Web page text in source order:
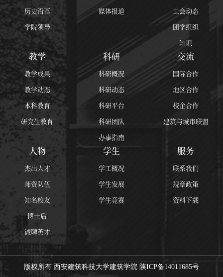
历史沿革
学院领导
媒体报道
工会动态
团学组织
知识
教学
教学成果
教学动态
本科教育
研究生教育
科研
科研概况
科研动态
科研平台
科研团队
办事指南
交流
国际合作
地区合作
校企合作
建筑与城市联盟
人物
杰出人才
师资队伍
知名校友
博士后
诚聘英才
学生
学工概况
学生发展
学生竞赛
服务
联系我们
规章政策
资料下载
版权所有 西安建筑科技大学建筑学院 陕ICP备14011685号